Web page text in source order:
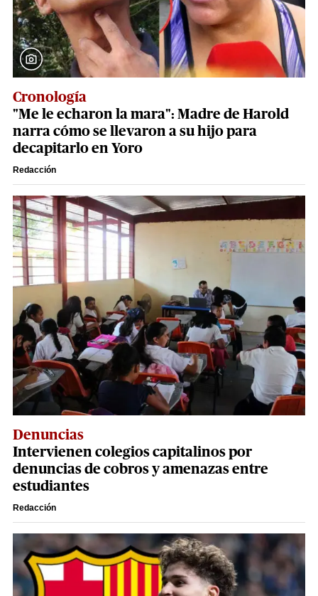
Cronología
"Me le echaron la mara": Madre de Harold
narra cómo se llevaron a su hijo para
decapitarlo en Yoro
Redacción
Denuncias
Intervienen colegios capitalinos por
denuncias de cobros y amenazas entre
estudiantes
Redacción